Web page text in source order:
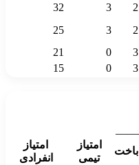
2
3
32
2
3
25
3
0
21
3
0
15
باخت
امتیاز
تیمی
امتیاز
انفرادی